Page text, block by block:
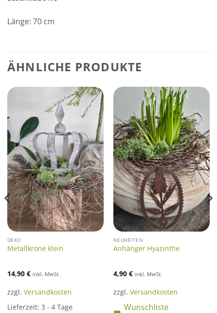
Länge: 70 cm
ÄHNLICHE PRODUKTE
DEKO
Metallkrone klein
14,90 € inkl. MwSt.
zzgl. Versandkosten
Lieferzeit: 3 - 4 Tage
NEUHEITEN
Anhänger Hyazinthe
4,90 € inkl. MwSt.
zzgl. Versandkosten
Wunschliste